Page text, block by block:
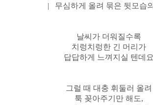
| 무심하게 올려 묶은 뒷모습
날씨가 더워질수록
치렁치렁한 긴 머리가
답답하게 느껴지실 텐데
그럴 때 대충 휘둘러 올려
툭 꽂아주기만 해도,